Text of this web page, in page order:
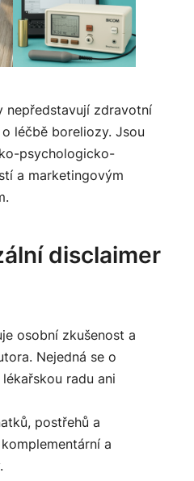
nepředstavují zdravotní
léčbě boreliozy. Jsou
psychologicko-
a marketingovým
disclaimer
osobní zkušenost a
Nejedná se o
radu ani
postřehů a
a